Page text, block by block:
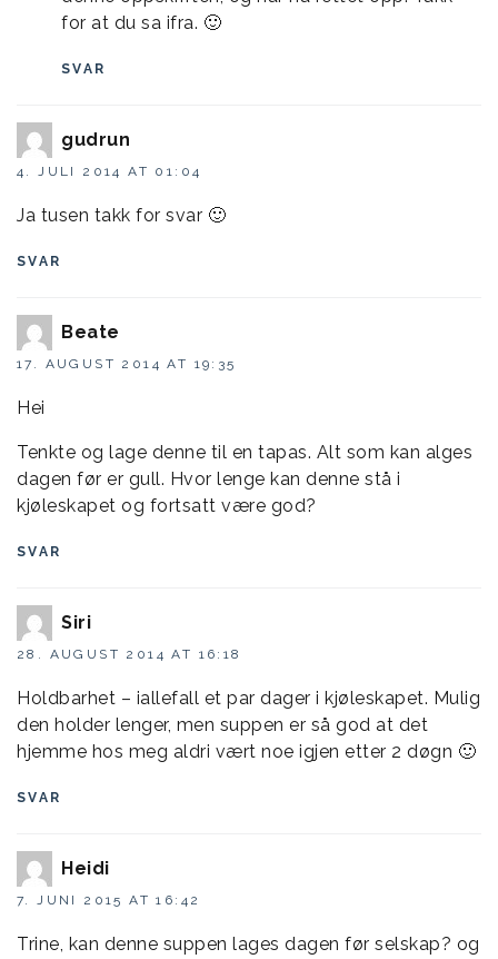
for at du sa ifra. 🙂
SVAR
gudrun
4. JULI 2014 AT 01:04
Ja tusen takk for svar 🙂
SVAR
Beate
17. AUGUST 2014 AT 19:35
Hei
Tenkte og lage denne til en tapas. Alt som kan alges
dagen før er gull. Hvor lenge kan denne stå i
kjøleskapet og fortsatt være god?
SVAR
Siri
28. AUGUST 2014 AT 16:18
Holdbarhet – iallefall et par dager i kjøleskapet. Mulig
den holder lenger, men suppen er så god at det
hjemme hos meg aldri vært noe igjen etter 2 døgn 🙂
SVAR
Heidi
7. JUNI 2015 AT 16:42
Trine, kan denne suppen lages dagen før selskap? og